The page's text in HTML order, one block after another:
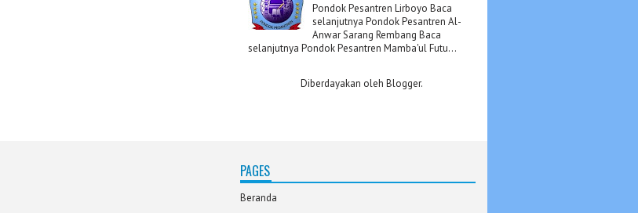
Pondok Pesantren Lirboyo Baca
selanjutnya Pondok Pesantren Al-
Anwar Sarang Rembang Baca
selanjutnya Pondok Pesantren Mamba'ul Futu...
Diberdayakan oleh Blogger.
PAGES
Beranda